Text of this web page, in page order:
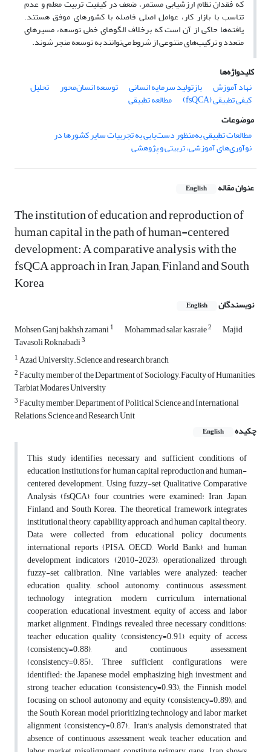
که فقدان نظام ارزشیابی مستمر، ضعف در کیفیت تربیت معلم و عدم
تناسب با بازار کار، عوامل اصلی فاصله با کشورهای موفق هستند.
یافته‌ها حاکی از آن است که برخلاف الگوهای خطی توسعه، مسیرهای
متعدد و ترکیب‌های متنوعی از شروط می‌توانند به توسعه منجر شوند.
کلیدواژه‌ها
نهاد آموزش
بازتولید سرمایه انسانی توسعه انسان‌محور تحلیل
کیفی تطبیقی (fsQCA)
مطالعه تطبیقی
موضوعات
مطالعات تطبیقی به‌منظور دست‌یابی به تجربیات سایر کشورها در
نوآوری‌های آموزشی، تربیتی و پژوهشی
عنوان مقاله English
The institution of education and reproduction of
human capital in the path of human-centered
development: A comparative analysis with the
fsQCA approach in Iran, Japan, Finland and South
Korea
نویسندگان English
Mohsen Ganj bakhsh zamani1 Mohammad salar kasraie2 Majid
Tavasoli Roknabadi3
1Azad University.Science and research branch
2Faculty member of the Department of Sociology, Faculty of Humanities,
Tarbiat Modares University
3Faculty member, Department of Political Science and International
Relations, Science and Research Unit
چکیده
English
This study identifies necessary and sufficient conditions of
education institutions for human capital reproduction and human-
centered development. Using fuzzy-set Qualitative Comparative
Analysis (fsQCA), four countries were examined: Iran, Japan,
Finland, and South Korea. The theoretical framework integrates
institutional theory, capability approach, and human capital theory.
Data were collected from educational policy documents,
international reports (PISA, OECD, World Bank), and human
development indicators (2010-2023), operationalized through
fuzzy-set calibration. Nine variables were analyzed: teacher
education quality, school autonomy, continuous assessment,
technology integration, modern curriculum, international
cooperation, educational investment, equity of access, and labor
market alignment. Findings revealed three necessary conditions:
teacher education quality (consistency=0.91), equity of access
(consistency=0.88), and continuous assessment
(consistency=0.85). Three sufficient configurations were
identified: the Japanese model emphasizing high investment and
strong teacher education (consistency=0.93); the Finnish model
focusing on school autonomy and equity (consistency=0.89); and
the South Korean model prioritizing technology and labor market
alignment (consistency=0.87). Iran's analysis demonstrated that
absence of continuous assessment, weak teacher education, and